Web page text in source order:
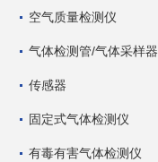
空气质量检测仪
气体检测管/气体采样器
传感器
固定式气体检测仪
有毒有害气体检测仪